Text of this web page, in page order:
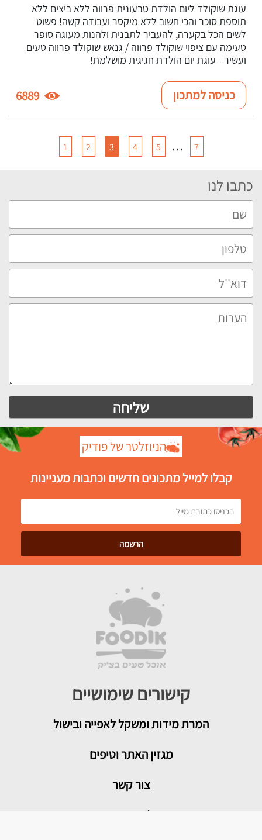
עוגת שוקולד ליום הולדת טבעונית פרווה ללא ביצים ללא
תוספת סוכר והכי חשוב ללא מיקסר ועבודה קשה! פשוט
לשים הכל בקערה, להעביר לתבנית ולהנות מעוגה סופר
טעימה עם ציפוי שוקולד פרווה / גנאש שוקולד פרווה טעים
ועשיר - עוגת יום הולדת חגיגית מושלמת!
כניסה למתכון 6889
1 2 3 4 5 … 7
כתבו לנו
הניוזלטר של פודיק
קבלו למייל מתכונים חדשים וכתבות מעניינות
קישורים שימושיים
המרת מידות ומשקל לאפייה ובישול
מגזין האתר וטיפים
צור קשר
איך להמיר תבניות